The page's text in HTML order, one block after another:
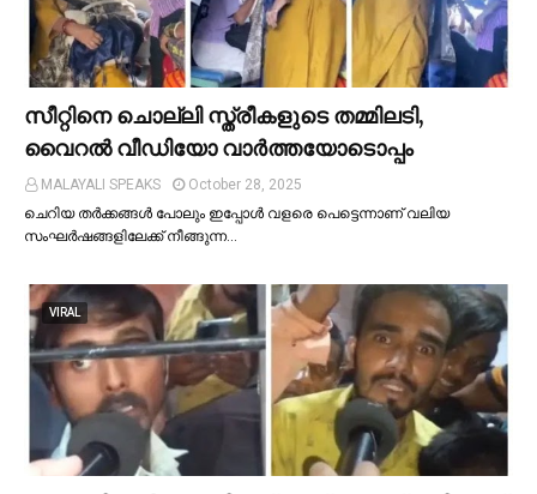
സീറ്റിനെ ചൊല്ലി സ്ത്രീകളുടെ തമ്മിലടി,
വൈറല്‍ വീഡിയോ വാർത്തയോടൊപ്പം
MALAYALI SPEAKS
October 28, 2025
ചെറിയ തര്‍ക്കങ്ങള്‍ പോലും ഇപ്പോള്‍ വളരെ പെട്ടെന്നാണ് വലിയ
സംഘര്‍ഷങ്ങളിലേക്ക് നീങ്ങുന്ന…
VIRAL